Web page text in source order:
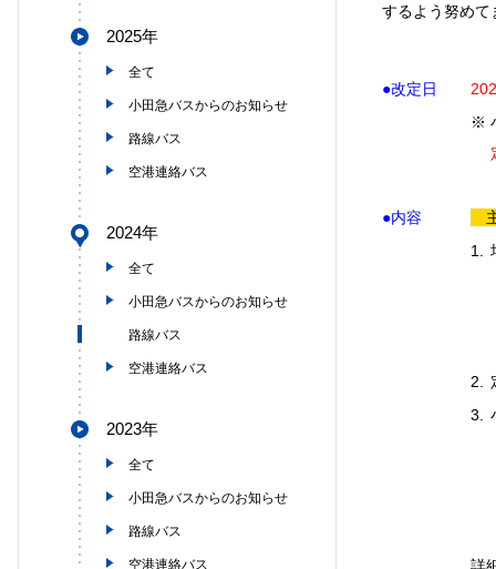
するよう努めて
●改定日
※
●内容
1.
2.
3.
詳
2025年
全て
小田急バスからのお知らせ
路線バス
空港連絡バス
2024年
全て
小田急バスからのお知らせ
路線バス
空港連絡バス
2023年
全て
小田急バスからのお知らせ
路線バス
空港連絡バス